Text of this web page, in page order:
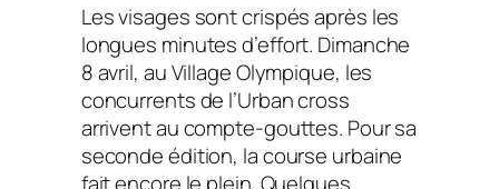
Les visages sont crispés après les
longues minutes d’effort. Dimanche
8 avril, au Village Olympique, les
concurrents de l’Urban cross
arrivent au compte-gouttes. Pour sa
seconde édition, la course urbaine
fait encore le plein. Quelques